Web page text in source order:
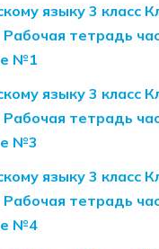
языку 3 класс
тетрадь
№1
языку 3 класс
тетрадь
№3
языку 3 класс
тетрадь
№4